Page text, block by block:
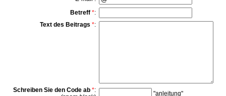
Betreff *:
Text des Beitrags *:
Schreiben Sie den Code ab *:
"anleitung"